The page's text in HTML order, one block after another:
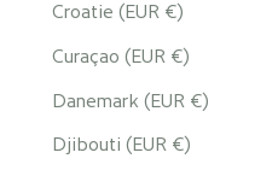
Croatie (EUR €)
Curaçao (EUR €)
Danemark (EUR €)
Djibouti (EUR €)